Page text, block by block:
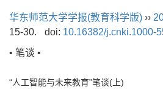
华东师范大学学报(教育科学版) ››
15-30.
doi: 10.16382/j.cnki.1000-
• 笔谈 •
“人工智能与未来教育”笔谈(上)